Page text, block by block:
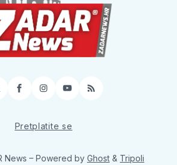
Facebook
Instagram
YouTube
RSS
Pretplatite se
News – Powered by Ghost & Tripoli